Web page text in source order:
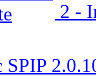
2 -
SPIP